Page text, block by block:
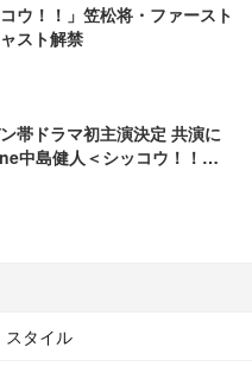
ウ！！」笠松将・ファースト
スト解禁
帯ドラマ初主演決定 共演に
中島健人＜シッコウ！！～
スタイル